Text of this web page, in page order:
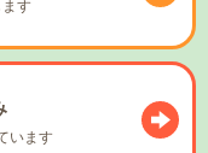
す
います